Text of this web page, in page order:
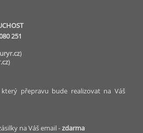
251
)
)
přepravu bude realizovat na Váš
na Váš email -zdarma